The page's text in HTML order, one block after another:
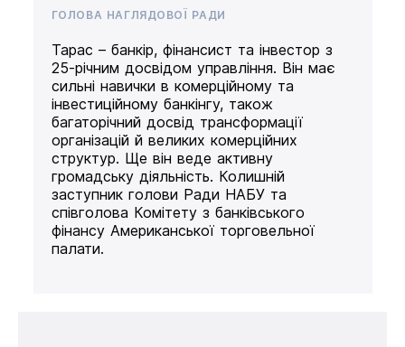
ГОЛОВА НАГЛЯДОВОЇ РАДИ
Тарас – банкір, фінансист та інвестор з
25-річним досвідом управління. Він має
сильні навички в комерційному та
інвестиційному банкінгу, також
багаторічний досвід трансформації
організацій й великих комерційних
структур. Ще він веде активну
громадську діяльність. Колишній
заступник голови Ради НАБУ та
співголова Комітету з банківського
фінансу Американської торговельної
палати.